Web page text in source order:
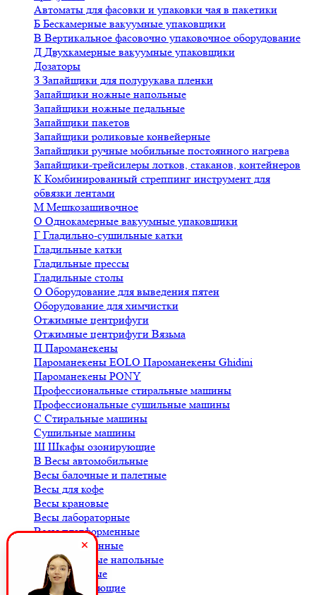
Автоматы для фасовки и упаковки чая в пакетики
Б Бескамерные вакуумные упаковщики
В Вертикальное фасовочно упаковочное оборудование
Д Двухкамерные вакуумные упаковщики
Дозаторы
З Запайщики для полурукава пленки
Запайщики ножные напольные
Запайщики ножные педальные
Запайщики пакетов
Запайщики роликовые конвейерные
Запайщики ручные мобильные постоянного нагрева
Запайщики-трейсилеры лотков, стаканов, контейнеров
К Комбинированный стреппинг инструмент для
обвязки лентами
М Мешкозашивочное
О Однокамерные вакуумные упаковщики
Г Гладильно-сушильные катки
Гладильные катки
Гладильные прессы
Гладильные столы
О Оборудование для выведения пятен
Оборудование для химчистки
Отжимные центрифуги
Отжимные центрифуги Вязьма
П Пароманекены
Пароманекены EOLO Пароманекены Ghidini
Пароманекены PONY
Профессиональные стиральные машины
Профессиональные сушильные машины
С Стиральные машины
Сушильные машины
Ш Шкафы озонирующие
В Весы автомобильные
Весы балочные и палетные
Весы для кофе
Весы крановые
Весы лабораторные
Весы платформенные
Весы порционные
Весы товарные напольные
Весы торговые
ККомплектующие